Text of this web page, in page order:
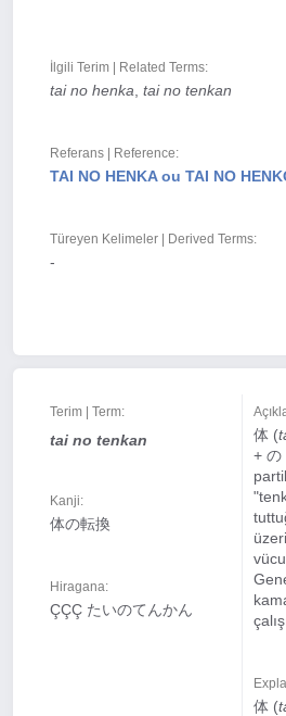
İlgili Terim | Related Terms:
tai no henka tai no tenkan
Referans | Reference:
TAI NO HENKA ou TAI NO
Türeyen Kelimeler | Derived Terms:
-
Terim | Term:
tai no tenkan
Kanji:
体の転換
Hiragana:
ÇÇÇ たいのてんかん
体 (
+ の
体 (